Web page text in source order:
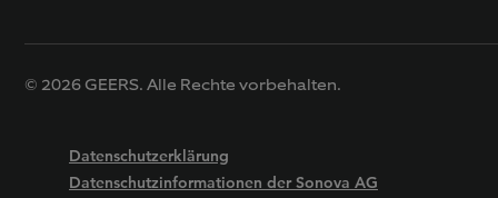
© 2026 GEERS. Alle Rechte vorbehalten.
Datenschutzerklärung
Datenschutzinformationen der Sonova AG